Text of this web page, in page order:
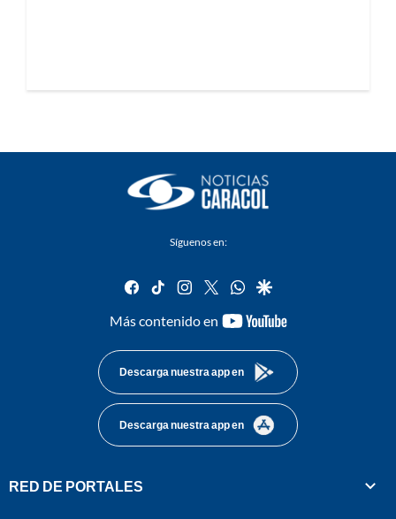
Síguenos en:
facebook
tiktok instagram
twitterwhatsapp
google
Más contenido en
youtube-
Descarga nuestra app en
Descarga nuestra app en
RED DE PORTALES